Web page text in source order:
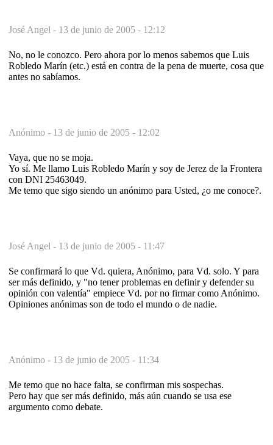
José Angel - 13 de junio de 2005 - 12:12
No, no le conozco. Pero ahora por lo menos sabemos que Luis
Robledo Marín (etc.) está en contra de la pena de muerte, cosa que
antes no sabíamos.
Anónimo - 13 de junio de 2005 - 12:02
Vaya, que no se moja.
Yo sí. Me llamo Luis Robledo Marín y soy de Jerez de la Frontera
con DNI 25463049.
Me temo que sigo siendo un anónimo para Usted, ¿o me conoce?.
José Angel - 13 de junio de 2005 - 11:47
Se confirmará lo que Vd. quiera, Anónimo, para Vd. solo. Y para
ser más definido, y "no tener problemas en definir y defender su
opinión con valentía" empiece Vd. por no firmar como Anónimo.
Opiniones anónimas son de todo el mundo o de nadie.
Anónimo - 13 de junio de 2005 - 11:34
Me temo que no hace falta, se confirman mis sospechas.
Pero hay que ser más definido, más aún cuando se usa ese
argumento como debate.